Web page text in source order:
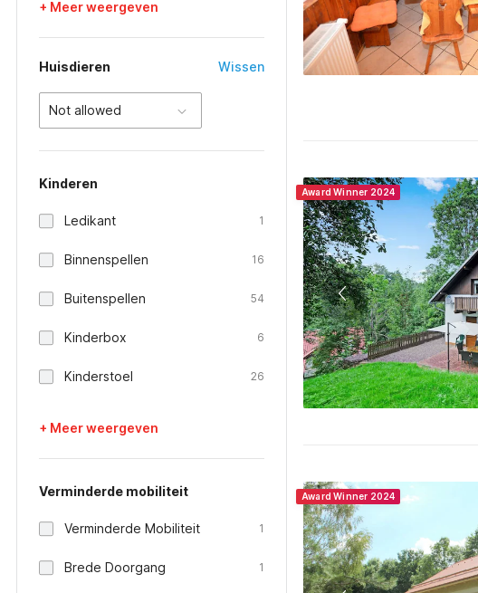
+ Meer weergeven
Huisdieren Wissen
Not allowed
Kinderen
Ledikant 1
Binnenspellen 16
Buitenspellen 54
Kinderbox 6
Kinderstoel 26
+ Meer weergeven
Verminderde mobiliteit
Verminderde Mobiliteit 1
Brede Doorgang 1
Award Winner 2024
Award Winner 2024